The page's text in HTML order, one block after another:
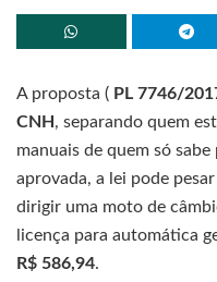
A proposta ( PL 7746/
CNH , separando quem
manuais de quem só
aprovada, a lei pode
dirigir uma moto de
licença para automática
R$ 586,94.